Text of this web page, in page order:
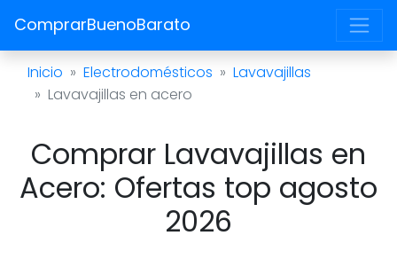
ComprarBuenoBarato
Inicio Electrodomésticos
Lavavajillas
Lavavajillas en acero
Comprar Lavavajillas en
Acero: Ofertas top agosto
2026